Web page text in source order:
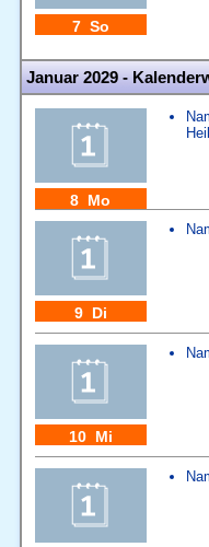
7 So
Januar 2029 -
8 Mo
9 Di
10 Mi